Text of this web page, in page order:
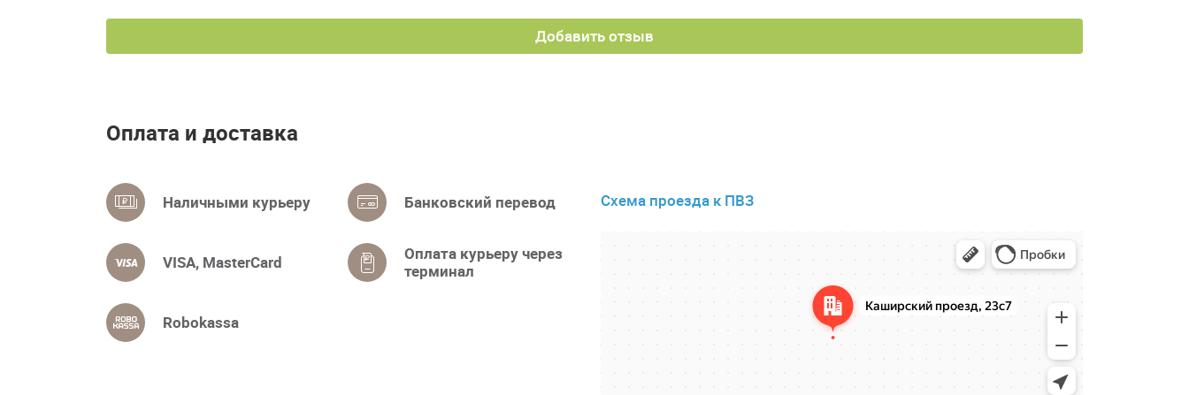
Добавить отзыв
Оплата и доставка
Наличными курьеру Банковский перевод
VISA, MasterCard
Оплата курьеру через
терминал
Robokassa
Схема проезда к ПВЗ